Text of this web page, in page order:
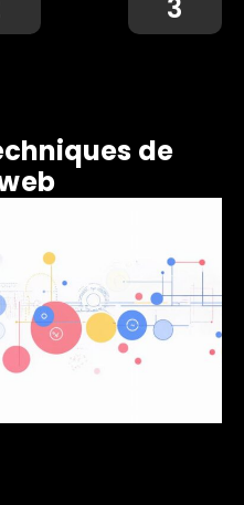
3
de